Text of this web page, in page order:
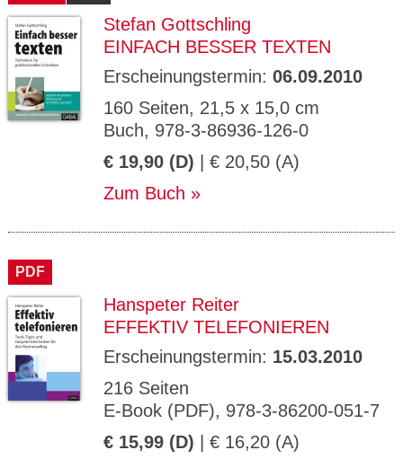
Stefan Gottschling
EINFACH BESSER TEXTEN
Erscheinungstermin: 06.09.2010
160 Seiten, 21,5 x 15,0 cm
Buch, 978-3-86936-126-0
€ 19,90 (D) | € 20,50 (A)
Zum Buch
PDF
Hanspeter Reiter
EFFEKTIV TELEFONIEREN
Erscheinungstermin: 15.03.2010
216 Seiten
E-Book (PDF), 978-3-86200-051-7
€ 15,99 (D) | € 16,20 (A)